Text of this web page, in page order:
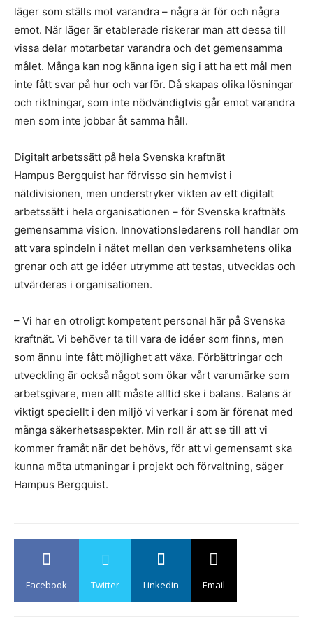
läger som ställs mot varandra – några är för och några
emot. När läger är etablerade riskerar man att dessa till
vissa delar motarbetar varandra och det gemensamma
målet. Många kan nog känna igen sig i att ha ett mål men
inte fått svar på hur och varför. Då skapas olika lösningar
och riktningar, som inte nödvändigtvis går emot varandra
men som inte jobbar åt samma håll.
Digitalt arbetssätt på hela Svenska kraftnät
Hampus Bergquist har förvisso sin hemvist i
nätdivisionen, men understryker vikten av ett digitalt
arbetssätt i hela organisationen – för Svenska kraftnäts
gemensamma vision. Innovationsledarens roll handlar om
att vara spindeln i nätet mellan den verksamhetens olika
grenar och att ge idéer utrymme att testas, utvecklas och
utvärderas i organisationen.
– Vi har en otroligt kompetent personal här på Svenska
kraftnät. Vi behöver ta till vara de idéer som finns, men
som ännu inte fått möjlighet att växa. Förbättringar och
utveckling är också något som ökar vårt varumärke som
arbetsgivare, men allt måste alltid ske i balans. Balans är
viktigt speciellt i den miljö vi verkar i som är förenat med
många säkerhetsaspekter. Min roll är att se till att vi
kommer framåt när det behövs, för att vi gemensamt ska
kunna möta utmaningar i projekt och förvaltning, säger
Hampus Bergquist.
Facebook Twitter Linkedin Email